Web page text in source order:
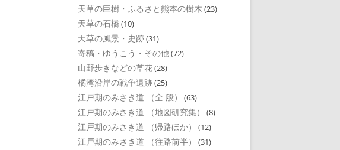
天草の巨樹・ふるさと熊本の樹木 (23)
天草の石橋 (10)
天草の風景・史跡(31)
寄稿・ゆうこう・その他(72)
山野歩きなどの草花(28)
橘湾沿岸の戦争遺跡(25)
江戸期のみさき道 （全 般） (63)
江戸期のみさき道 （地図研究集） (8)
江戸期のみさき道 （帰路ほか） (12)
江戸期のみさき道 （往路前半） (31)